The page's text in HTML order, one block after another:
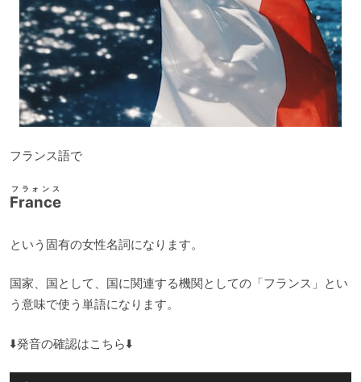
フランス語で
France
フラォンス
という固有の女性名詞になります。
国家、国として、国に関連する機関としての「フランス」とい
う意味で使う単語になります。
⬇️発音の確認はこちら⬇️